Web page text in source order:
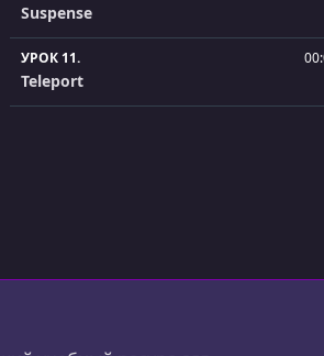
Suspense
УРОК 11.
Teleport